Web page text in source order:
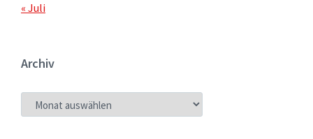
« Juli
Archiv
ARCHIV